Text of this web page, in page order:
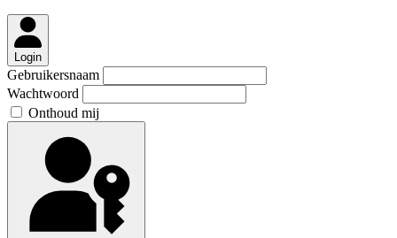
Login
Gebruikersnaam
Wachtwoord
Onthoud mij